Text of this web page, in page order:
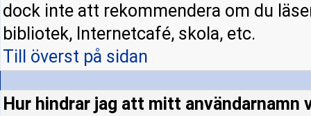
dock inte att rekommendera om du
bibliotek, Internetcafé, skola, etc.
Till överst på sidan
Hur hindrar jag att mitt användarnamn